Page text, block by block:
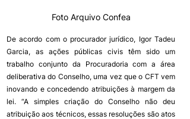
Foto Arquivo Confea
De acordo com o procurador jurídico, Igor Tadeu
Garcia, as ações públicas civis têm sido um
trabalho conjunto da Procuradoria com a área
deliberativa do Conselho, uma vez que o CFT vem
inovando e concedendo atribuições à margem da
lei. “A simples criação do Conselho não deu
atribuição aos técnicos, essas resoluções são atos